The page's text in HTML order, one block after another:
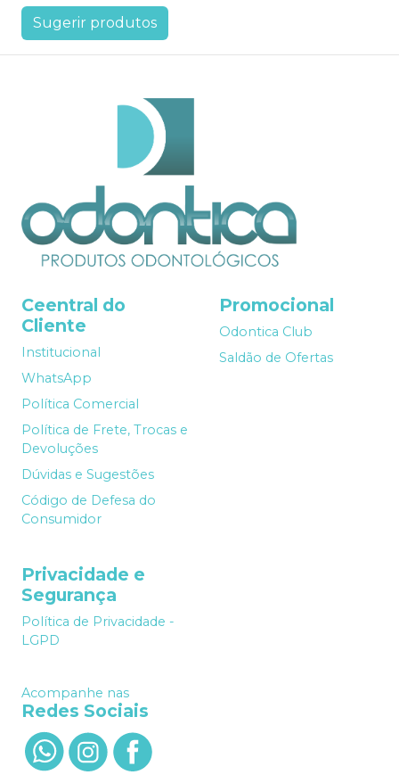
Sugerir produtos
Ceentral do
Cliente
Institucional
WhatsApp
Política Comercial
Política de Frete, Trocas e
Devoluções
Dúvidas e Sugestões
Código de Defesa do
Consumidor
Promocional
Odontica Club
Saldão de Ofertas
Privacidade e
Segurança
Política de Privacidade -
LGPD
Acompanhe nas
Redes Sociais